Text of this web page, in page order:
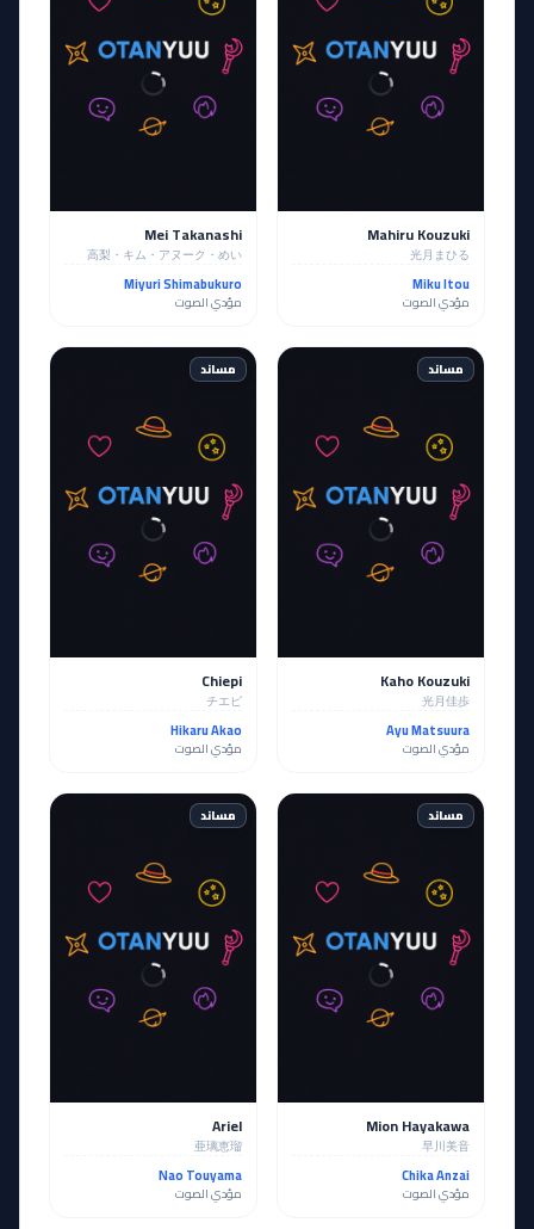
Mahiru Kouzuki
光月まひる
Miku Itou
مؤدي الصوت
Mei Takanashi
高梨・キム・アヌーク・めい
Miyuri Shimabukuro
مؤدي الصوت
مساند
Kaho Kouzuki
光月佳歩
Ayu Matsuura
مؤدي الصوت
مساند
Chiepi
チエピ
Hikaru Akao
مؤدي الصوت
مساند
Mion Hayakawa
早川美音
Chika Anzai
مؤدي الصوت
مساند
Ariel
亜璃恵瑠
Nao Touyama
مؤدي الصوت